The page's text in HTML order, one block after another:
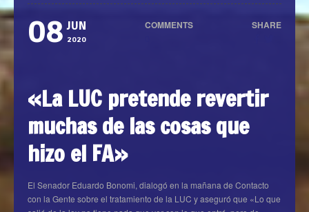
08 JUN
2020
COMMENTS SHARE
«La LUC pretende revertir
muchas de las cosas que
hizo el FA»
El Senador Eduardo Bonomi, dialogó en la mañana de Contacto
con la Gente sobre el tratamiento de la LUC y aseguró que «Lo que